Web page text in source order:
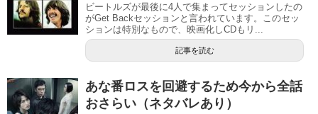
ビートルズが最後に4人で集まってセッションしたの
がGet Backセッションと言われています。このセッ
ションは特別なもので、映画化しCDもリ...
記事を読む
あな番ロスを回避するため今から全話
おさらい（ネタバレあり）